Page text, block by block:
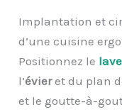
Implantation et
d’une cuisine
Positionnez le
l’évieret du plan
et le goutte-à-